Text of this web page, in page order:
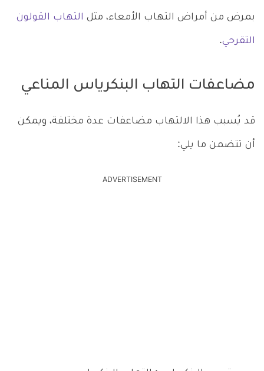
بمرض من أمراض التهاب الأمعاء، مثل التهاب القولون
التقرحي.
مضاعفات التهاب البنكرياس المناعي
قد يُسبب هذا الالتهاب مضاعفات عدة مختلفة، ويمكن
أن تتضمن ما يلي:
ADVERTISEMENT